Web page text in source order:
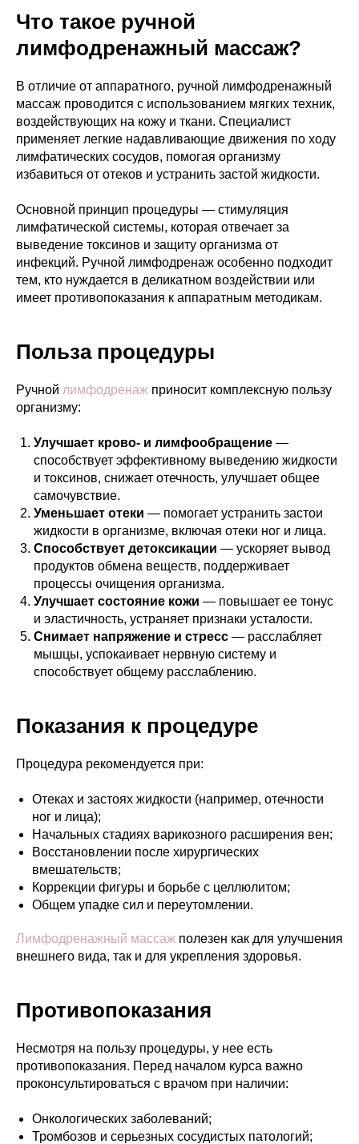
Что такое ручной
лимфодренажный массаж?
В отличие от аппаратного, ручной лимфодренажный
массаж проводится с использованием мягких техник,
воздействующих на кожу и ткани. Специалист
применяет легкие надавливающие движения по ходу
лимфатических сосудов, помогая организму
избавиться от отеков и устранить застой жидкости.
Основной принцип процедуры — стимуляция
лимфатической системы, которая отвечает за
выведение токсинов и защиту организма от
инфекций. Ручной лимфодренаж особенно подходит
тем, кто нуждается в деликатном воздействии или
имеет противопоказания к аппаратным методикам.
Польза процедуры
Ручной лимфодренаж приносит комплексную пользу
организму:
Улучшает крово- и лимфообращение —
способствует эффективному выведению жидкости
и токсинов, снижает отечность, улучшает общее
самочувствие.
Уменьшает отеки — помогает устранить застои
жидкости в организме, включая отеки ног и лица.
Способствует детоксикации — ускоряет вывод
продуктов обмена веществ, поддерживает
процессы очищения организма.
Улучшает состояние кожи — повышает ее тонус
и эластичность, устраняет признаки усталости.
Снимает напряжение и стресс — расслабляет
мышцы, успокаивает нервную систему и
способствует общему расслаблению.
Показания к процедуре
Процедура рекомендуется при:
Отеках и застоях жидкости (например, отечности
ног и лица);
Начальных стадиях варикозного расширения вен;
Восстановлении после хирургических
вмешательств;
Коррекции фигуры и борьбе с целлюлитом;
Общем упадке сил и переутомлении.
Лимфодренажный массаж полезен как для улучшения
внешнего вида, так и для укрепления здоровья.
Противопоказания
Несмотря на пользу процедуры, у нее есть
противопоказания. Перед началом курса важно
проконсультироваться с врачом при наличии:
Онкологических заболеваний;
Тромбозов и серьезных сосудистых патологий;